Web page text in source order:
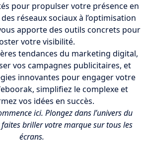
pour propulser votre présence en
réseaux sociaux à l’optimisation
apporte des outils concrets pour
votre visibilité.
tendances du marketing digital,
vos campagnes publicitaires, et
innovantes pour engager votre
simplifiez le complexe et
vos idées en succès.
ici. Plongez dans l’univers du
briller votre marque sur tous les
écrans.